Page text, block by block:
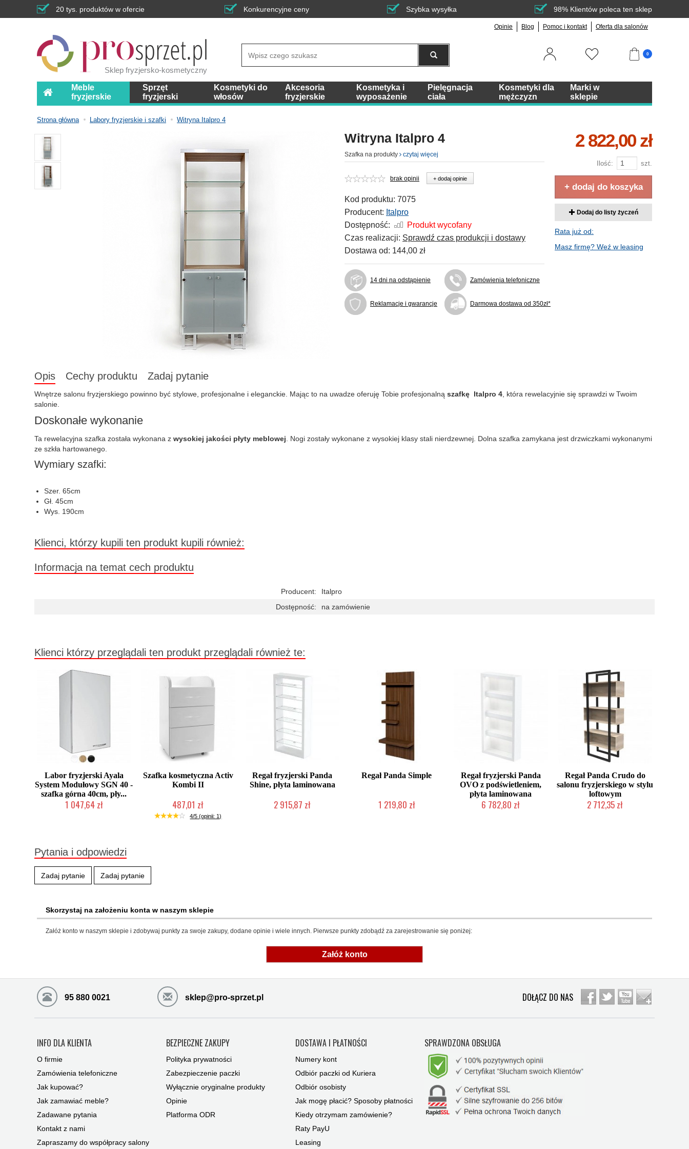
20 tys. produktów w ofercie Konkurencyjne ceny Szybka wysyłka 98% Klientów poleca ten sklep
Opinie Blog Pomoc i kontakt Oferta dla salonów
Sklep fryzjersko-kosmetyczny
0
Meble
fryzjerskie
Sprzęt
fryzjerski
Kosmetyki do
włosów
Akcesoria
fryzjerskie
Kosmetyka i
wyposażenie
Pielęgnacja
ciała
Kosmetyki dla
mężczyzn
Marki w
sklepie
Strona główna Labory fryzjerskie i szafki Witryna Italpro 4
Witryna Italpro 4
Szafka na produkty czytaj więcej
brak opinii + dodaj opinie
Kod produktu: 7075
Producent: Italpro
Dostępność:
Produkt wycofany
Czas realizacji: Sprawdź czas produkcji i dostawy
Dostawa od: 144,00 zł
14 dni na odstąpienie Zamówienia telefoniczne
Reklamacje i gwarancje Darmowa dostawa od 350zł*
2 822,00 zł
Ilość: szt.
+ dodaj do koszyka
Dodaj do listy życzeń
Rata już od:
Masz firmę? Weź w leasing
Opis Cechy produktu Zadaj pytanie
Wnętrze salonu fryzjerskiego powinno być stylowe, profesjonalne i eleganckie. Mając to na uwadze oferuję Tobie profesjonalną szafkę Italpro 4 , która rewelacyjnie się sprawdzi w Twoim
salonie.
Doskonałe wykonanie
Ta rewelacyjna szafka została wykonana z wysokiej jakości płyty meblowej . Nogi zostały wykonane z wysokiej klasy stali nierdzewnej. Dolna szafka zamykana jest drzwiczkami wykonanymi
ze szkła hartowanego.
Wymiary szafki:
Szer. 65cm
Gł. 45cm
Wys. 190cm
Klienci, którzy kupili ten produkt kupili również:
Informacja na temat cech produktu
Producent:
Italpro
Dostępność:
na zamówienie
Klienci którzy przeglądali ten produkt przeglądali również te:
Labor fryzjerski Ayala
System Modułowy SGN 40 -
szafka górna 40cm, pły...
1 047,64 zł
Szafka kosmetyczna Activ
Kombi II
487,01 zł
W magazynie producenta
4/5 (opinii: 1)
Regał fryzjerski Panda
Shine, płyta laminowana
2 915,87 zł
Regał Panda Simple
1 219,80 zł
Regał fryzjerski Panda
OVO z podświetleniem,
płyta laminowana
6 782,80 zł
Regał Panda Crudo do
salonu fryzjerskiego w stylu
loftowym
2 712,35 zł
Pytania i odpowiedzi
Zadaj pytanie Zadaj pytanie
Skorzystaj na założeniu konta w naszym sklepie
Załóż konto w naszym sklepie i zdobywaj punkty za swoje zakupy, dodane opinie i wiele innych. Pierwsze punkty zdobądź za zarejestrowanie się poniżej:
Załóż konto
95 880 0021 sklep@pro-sprzet.pl DOŁĄCZ DO NAS
INFO DLA KLIENTA
O firmie
Zamówienia telefoniczne
Jak kupować?
Jak zamawiać meble?
Zadawane pytania
Kontakt z nami
Zapraszamy do współpracy salony
BEZPIECZNE ZAKUPY
Polityka prywatności
Zabezpieczenie paczki
Wyłącznie oryginalne produkty
Opinie
Platforma ODR
DOSTAWA I PŁATNOŚCI
Numery kont
Odbiór paczki od Kuriera
Odbiór osobisty
Jak mogę płacić? Sposoby płatności
Kiedy otrzymam zamówienie?
Raty PayU
Leasing
SPRAWDZONA OBSŁUGA